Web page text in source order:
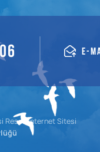
E-
Resmi İnternet Sitesi